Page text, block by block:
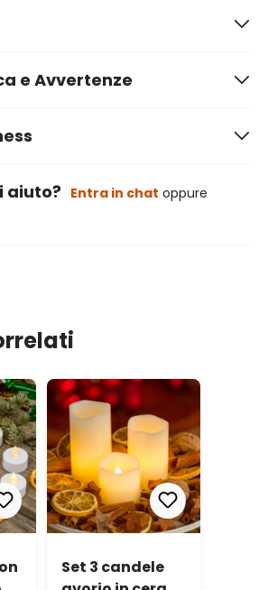
e Avvertenze
aiuto? Entra in chat oppure
Set 3 candele